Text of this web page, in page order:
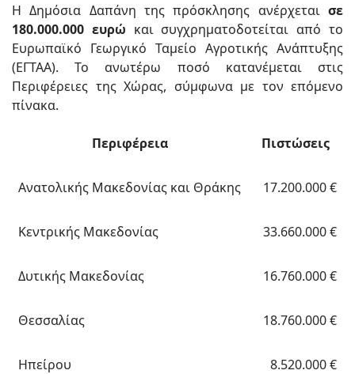
Η Δημόσια Δαπάνη της πρόσκλησης ανέρχεται σε
180.000.000 ευρώ και συγχρηματοδοτείται από το
Ευρωπαϊκό Γεωργικό Ταμείο Αγροτικής Ανάπτυξης
(ΕΓΤΑΑ). Το ανωτέρω ποσό κατανέμεται στις
Περιφέρειες της Xώρας, σύμφωνα με τον επόμενο
πίνακα.
Περιφέρεια Πιστώσεις
Ανατολικής Μακεδονίας και Θράκης 17.200.000 €
Κεντρικής Μακεδονίας 33.660.000 €
Δυτικής Μακεδονίας 16.760.000 €
Θεσσαλίας 18.760.000 €
Ηπείρου 8.520.000 €